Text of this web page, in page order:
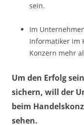
sein.
Im
Informatiker im
Konzern mehr
Um den Erfolg
sichern, will der
beim
sehen.